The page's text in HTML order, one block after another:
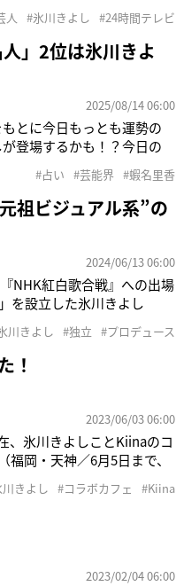
SUPER EIGHTの横山裕
人 #氷川きよし #24時間テレビ
」2位は氷川きよ
2025/08/14 06:00
とに今日もっとも運勢の
登場するかも！？今日の
リをつけると物事が順調に
#占い #芸能界 #蝦名里香
祖ビジュアル系”の
2024/06/13 06:00
NHK紅白歌合戦』への出場
を設立した氷川きよし
は約1年半にわたりました。
川きよし #独立 #プロデュース
！
2023/06/03 06:00
、氷川きよしことKiinaのコ
福岡・天神／6月5日まで、
い食事が楽しめる。東京・
きよし #コラボカフェ #Kiina
2023/02/04 06:00